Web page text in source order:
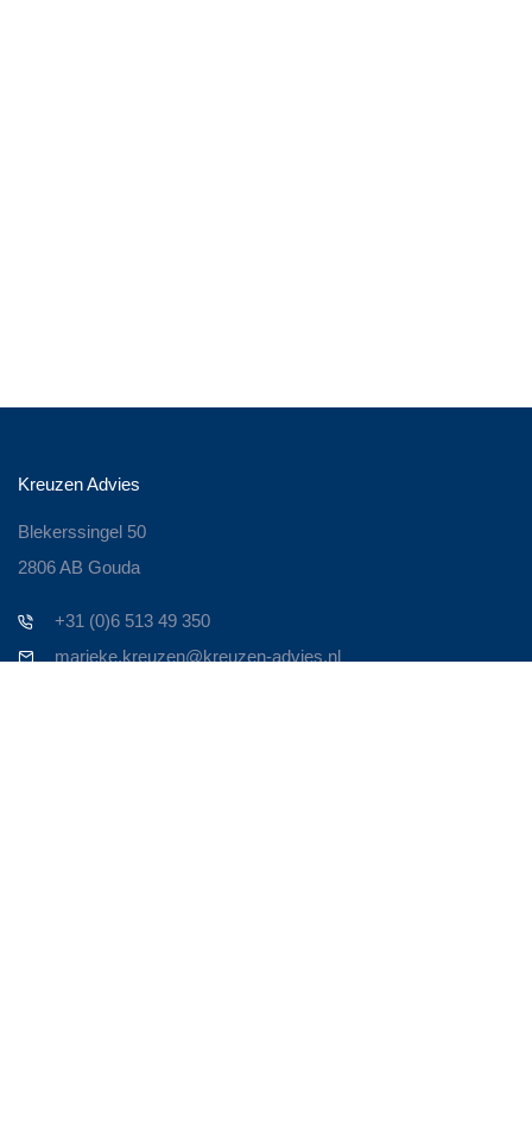
Kreuzen Advies
Blekerssingel 50
2806 AB Gouda
+31 (0)6 513 49 350
marieke.kreuzen@kreuzen-advies.nl